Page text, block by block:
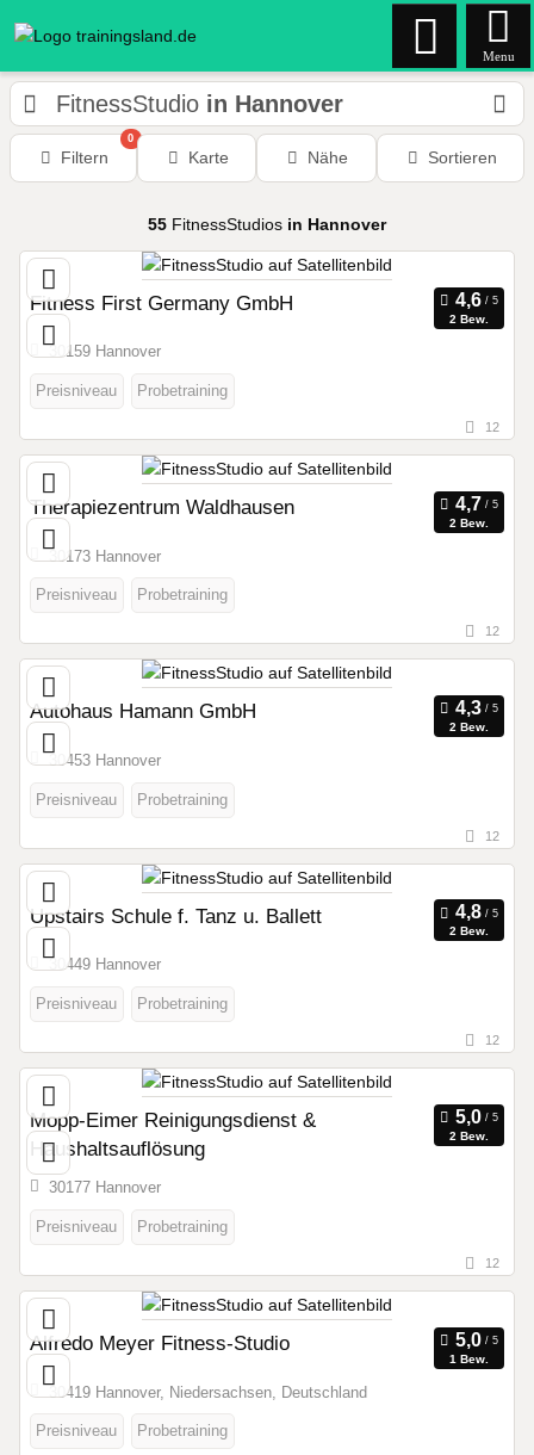
Menu
FitnessStudio in Hannover
Filtern
0
Karte Nähe Sortieren
55 FitnessStudios in Hannover
Fitness First Germany GmbH
2 Bew.
30159 Hannover
Preisniveau Probetraining
12
Therapiezentrum Waldhausen
2 Bew.
30173 Hannover
Preisniveau Probetraining
12
Autohaus Hamann GmbH
2 Bew.
30453 Hannover
Preisniveau Probetraining
12
Upstairs Schule f. Tanz u. Ballett
2 Bew.
30449 Hannover
Preisniveau Probetraining
12
Mopp-Eimer Reinigungsdienst &
Haushaltsauflösung
2 Bew.
30177 Hannover
Preisniveau Probetraining
12
Alfredo Meyer Fitness-Studio
1 Bew.
30419 Hannover, Niedersachsen, Deutschland
Preisniveau Probetraining